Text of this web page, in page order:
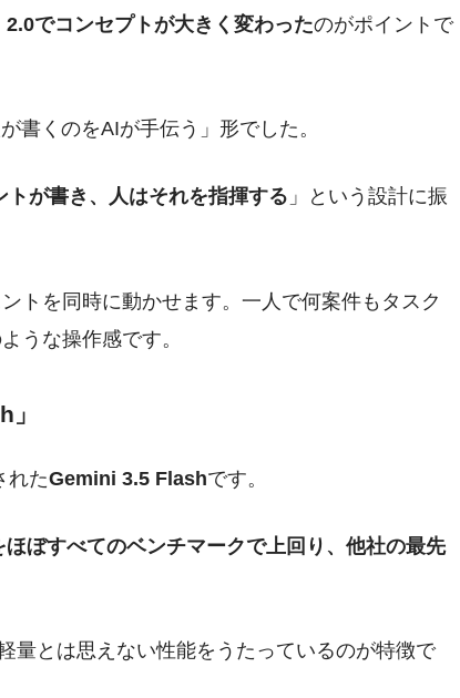
2.0でコンセプトが大きく変わったのがポイントで
書くのをAIが手伝う」形でした。
トが書き、人はそれを指揮する 」という設計に振
トを同時に動かせます。一人で何案件もタスク
うな操作感です。
れたGemini 3.5 Flashです。
ぼすべてのベンチマークで上回り、他社の最先
量とは思えない性能をうたっているのが特徴で